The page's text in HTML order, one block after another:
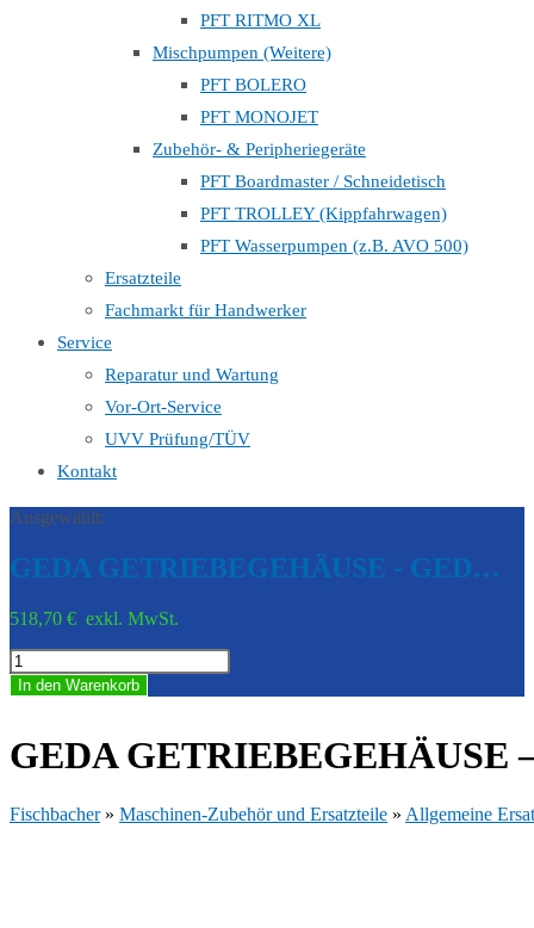
PFT RITMO XL
Mischpumpen (Weitere)
PFT BOLERO
PFT MONOJET
Zubehör- & Peripheriegeräte
PFT Boardmaster / Schneidetisch
PFT TROLLEY (Kippfahrwagen)
PFT Wasserpumpen (z.B. AVO 500)
Ersatzteile
Fachmarkt für Handwerker
Service
Reparatur und Wartung
Vor-Ort-Service
UVV Prüfung/TÜV
Kontakt
Ausgewählt:
GEDA GETRIEBEGEHÄUSE - GED…
518,70 € exkl. MwSt.
GEDA
GETRIEBEGEHÄUSE
-
10602-
0001
In den Warenkorb
GEDA GETRIEBEGEHÄUSE
Fischbacher» Maschinen-Zubehör und Ersatzteile » Allgemeine